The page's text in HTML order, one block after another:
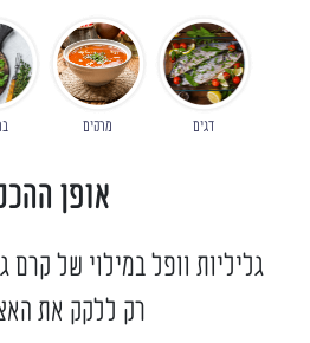
דגים מרקים
אופן
גליליות וופל במילוי של
רק ללקק את